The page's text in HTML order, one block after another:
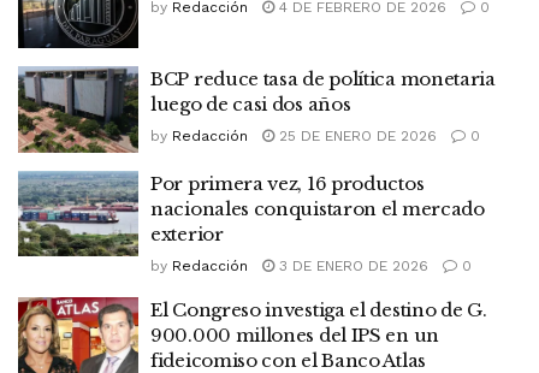
by Redacción 4 DE FEBRERO DE 2026 0
BCP reduce tasa de política monetaria
luego de casi dos años
by Redacción 25 DE ENERO DE 2026 0
Por primera vez, 16 productos
nacionales conquistaron el mercado
exterior
by Redacción 3 DE ENERO DE 2026 0
El Congreso investiga el destino de G.
900.000 millones del IPS en un
fideicomiso con el Banco Atlas